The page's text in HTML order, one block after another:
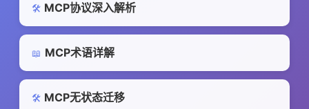
🛠️ MCP协议深入解析
📖 MCP术语详解
🛠️ MCP无状态迁移